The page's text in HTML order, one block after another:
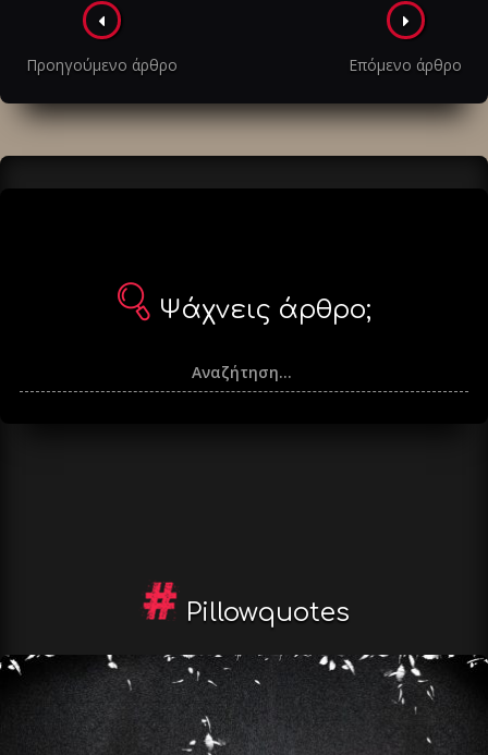
Πλοήγηση
στα
άρθρα
Προηγούμενο άρθρο Επόμενο άρθρο
Ψάχνεις άρθρο;
Pillowquotes